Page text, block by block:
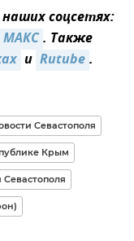
соцсетях:
MAКС. Также
и Rutube.
Севастополя
Крым